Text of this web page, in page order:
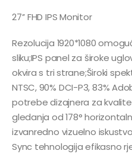
27’’ FHD IPS Monitor
Rezolucija 1920*1080
sliku;IPS panel za široke
okvira s tri strane;Široki
NTSC, 90% DCI-P3, 83%
potrebe dizajnera za
gledanja od 178°
izvanredno vizuelno
Sync tehnologija efikasno